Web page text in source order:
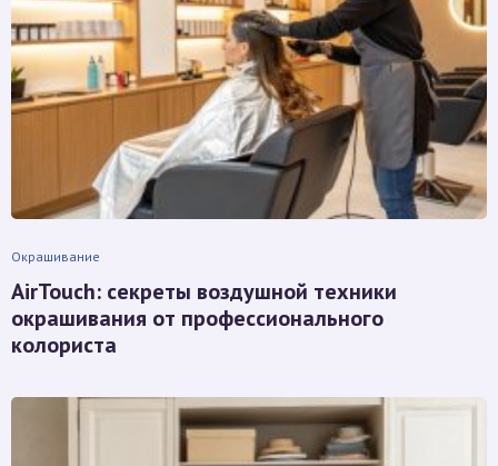
Окрашивание
AirTouch: секреты воздушной техники
окрашивания от профессионального
колориста